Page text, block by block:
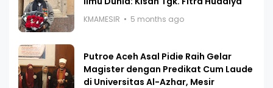
KMAMESIR 5 months ago
Putroe Aceh Asal Pidie Raih Gelar
Magister dengan Predikat Cum Laude
di Universitas Al-Azhar, Mesir